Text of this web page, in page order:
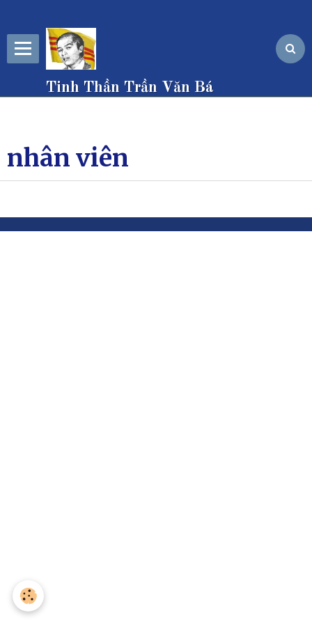
Tinh Thần Trần Văn Bá
nhân viên